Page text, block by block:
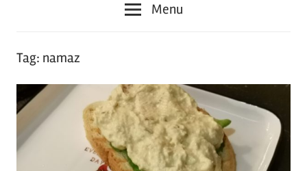
magareće
klupe
Menu
Tag: namaz